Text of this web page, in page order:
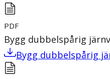
PDF
Bygg dubbelspårig
Bygg dubbelspårig